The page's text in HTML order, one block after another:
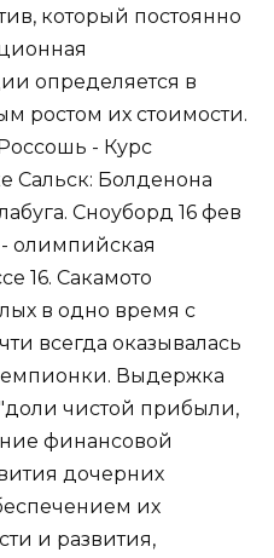
который постоянно
определяется в
ростом их стоимости.
- Курс
Сальск: Болденона
Сноуборд 16 фев
олимпийская
16. Сакамото
в одно время с
всегда оказывалась
Выдержка
чистой прибыли,
финансовой
дочерних
их
и развития,